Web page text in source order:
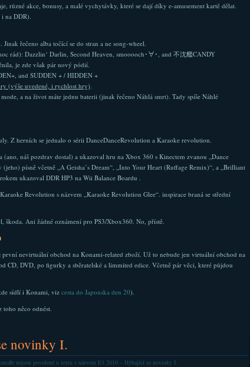
různé akce, bonusy, a malé vychytávky, které se dají díky e-amusement kartě dělat.
na DDR).
řečeno alba točící se do stran a ne song-wheel.
rád): Dazzlin‘ Darlin, Second Heaven, smooooch･∀･, and 不沈艦CANDY
je zde však pár nový pódií.
and SUDDEN + / HIDDEN +
(výše uvedené, i rychlost hry).
a na život máte jednu baterii (jinak řečeno Náhlá smrt). Tady spíše Náhlé
Z herních se jednalo o sérii DanceDanceRevolution a Karaoke revolution.
náš pozdrav dostal) a ukazoval hru na Xbox 360 s Kinectem zvanou „Dance
písně včetně „A Geisha’s Dream“, „Into Your Heart (Ruffage Remix)“, a „Brilliant
ukazoval DDR HP3 na Wii Balance Boardu .
Revolution s názvem „Karaoke Revolution Glee“. inspirace braná se střední
škoda. Ani žádné oznámení pro PS3/Xbox360. No, přístě.
nevirtuální obchod na Konami-related zboží. Už to nebude jen virtuální obchod na
CD, DVD, po figurky a sběratelské a limmited edice. Včetně pár věci, které půjdou
sídlí i Konami, viz cesta do Japonska den 20).
toho něco odnést.
novinky I.
nejsou povolenéu textu s názvem E3 2010 – Hýbající se novinky I.